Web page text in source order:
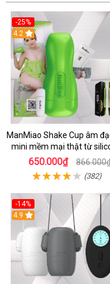
-25%
4.2
ManMiao Shake Cup âm
mini mềm mại thật từ
cao cấp
650.000₫
(382)
-14%
4.9